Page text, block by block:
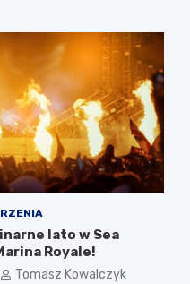
lato w Sea
Royale!
Tomasz Kowalczyk